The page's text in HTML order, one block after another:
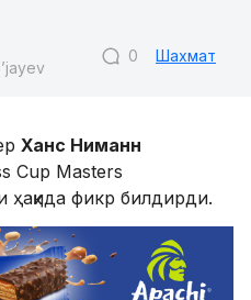
0 Шахмат
Ханс Ниманн
Cup Masters
ҳақида фикр билдирди.